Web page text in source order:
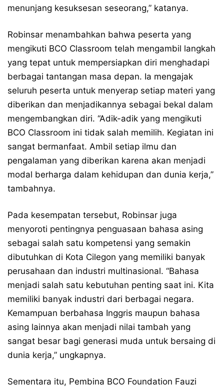
menunjang kesuksesan seseorang,” katanya.
Robinsar menambahkan bahwa peserta yang
mengikuti BCO Classroom telah mengambil langkah
yang tepat untuk mempersiapkan diri menghadapi
berbagai tantangan masa depan. Ia mengajak
seluruh peserta untuk menyerap setiap materi yang
diberikan dan menjadikannya sebagai bekal dalam
mengembangkan diri. “Adik-adik yang mengikuti
BCO Classroom ini tidak salah memilih. Kegiatan ini
sangat bermanfaat. Ambil setiap ilmu dan
pengalaman yang diberikan karena akan menjadi
modal berharga dalam kehidupan dan dunia kerja,”
tambahnya.
Pada kesempatan tersebut, Robinsar juga
menyoroti pentingnya penguasaan bahasa asing
sebagai salah satu kompetensi yang semakin
dibutuhkan di Kota Cilegon yang memiliki banyak
perusahaan dan industri multinasional. “Bahasa
menjadi salah satu kebutuhan penting saat ini. Kita
memiliki banyak industri dari berbagai negara.
Kemampuan berbahasa Inggris maupun bahasa
asing lainnya akan menjadi nilai tambah yang
sangat besar bagi generasi muda untuk bersaing di
dunia kerja,” ungkapnya.
Sementara itu, Pembina BCO Foundation Fauzi